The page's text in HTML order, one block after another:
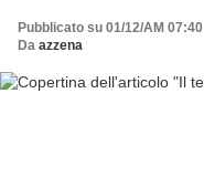
Pubblicato su 01/12/AM 07:40
Da azzena